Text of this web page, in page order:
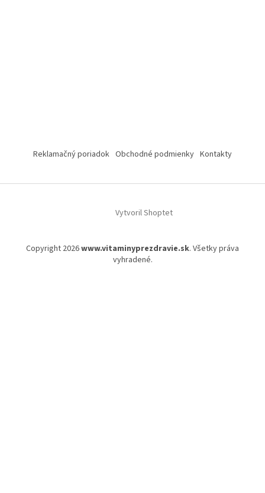
Reklamačný poriadok Obchodné podmienky Kontakty
Vytvoril Shoptet
Copyright 2026www.vitaminyprezdravie.sk. Všetky práva
vyhradené.